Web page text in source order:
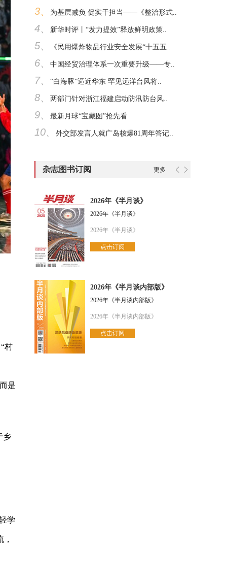
村
是
乡
学
3、 为基层减负 促实干担当——《整治形式..
4、 新华时评丨“发力提效”释放鲜明政策..
5、 《民用爆炸物品行业安全发展“十五五..
6、 中国经贸治理体系一次重要升级——专..
7、 “白海豚”逼近华东 罕见远洋台风将..
8、 两部门针对浙江福建启动防汛防台风..
9、 最新月球“宝藏图”抢先看
10、 外交部发言人就广岛核爆81周年答记..
杂志图书订阅 更多
2026年《半月谈》
2026年《半月谈》
2026年《半月谈》
点击订阅
2026年《半月谈内部版》
2026年《半月谈内部版》
2026年《半月谈内部版》
点击订阅